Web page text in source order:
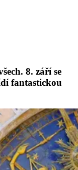
8. září se
fantastickou